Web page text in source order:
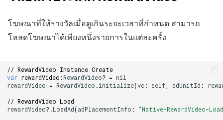
โฆษณาที่ให้รางวัลเมื่อดูเกินระยะเวลาที่กำหนด สามารถ
โหลดโฆษณาได้เพียงหนึ่งรายการในแต่ละครั้ง
// RewardVideo Instance Create
var rewardVideo :RewardVideo? = nil
rewardVideo = RewardVideo .initialize(vc: self adUnitId :
// RewardVideo Load
rewardVideo?.LoadAd(adPlacementInfo :
"Native-RewardVideo-